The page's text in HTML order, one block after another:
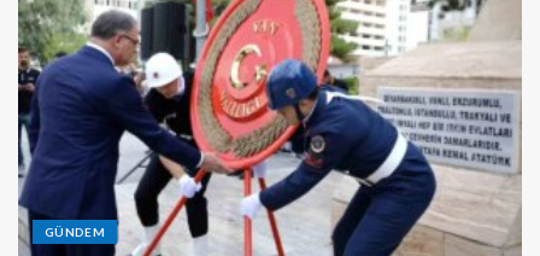
GÜNDEM